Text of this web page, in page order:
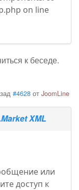
on line
к беседе.
#4628 отJoomLine
XML
или
доступ к